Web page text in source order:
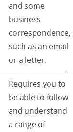
and some
business
correspondence,
such as an email
or a letter.
Requires you to
be able to follow
and understand
a range of